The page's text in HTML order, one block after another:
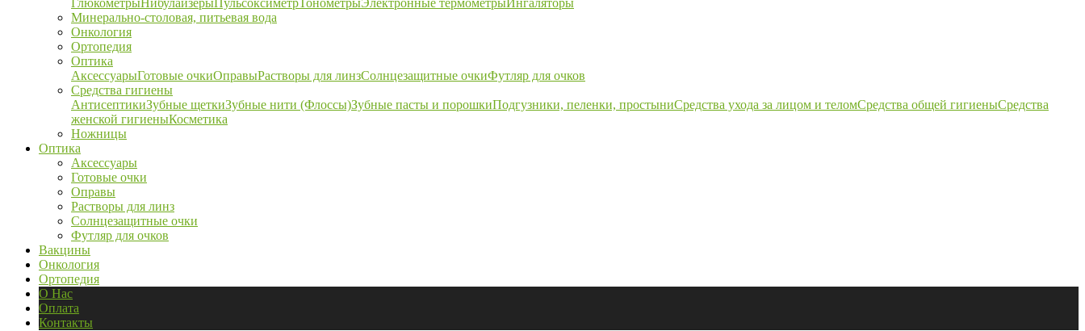
ГлюкометрыНибулайзерыПульсоксиметрТонометрыЭлектронные термометрыИнгаляторы
Минерально-столовая, питьевая вода
Онкология
Ортопедия
Оптика
АксессуарыГотовые очкиОправыРастворы для линзСолнцезащитные очкиФутляр для очков
Средства гигиены
АнтисептикиЗубные щеткиЗубные нити (Флоссы)Зубные пасты и порошкиПодгузники, пеленки, простыниСредства ухода за лицом и теломСредства общей гигиеныСредства
женской гигиеныКосметика
Ножницы
Оптика
Аксессуары
Готовые очки
Оправы
Растворы для линз
Солнцезащитные очки
Футляр для очков
Вакцины
Онкология
Ортопедия
О Нас
Оплата
Контакты